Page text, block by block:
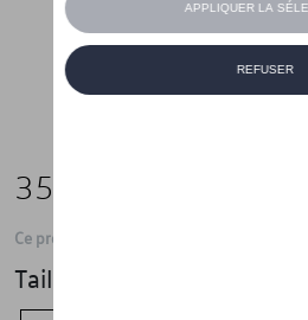
35,01 €
Ce produit n'est actuellement pas de stock
Taille